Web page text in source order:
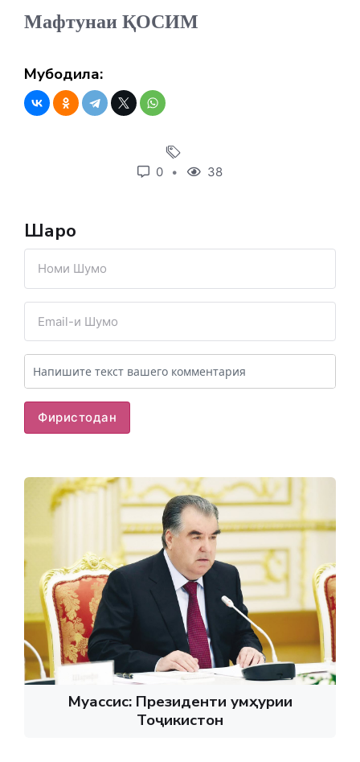
Мафтунаи ҚОСИМ
Мубодила:
0 38
Шарҳҳо
Фиристодан
Муассис: Президенти Ҷумҳурии
Тоҷикистон